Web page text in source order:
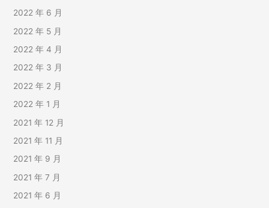
2022 年 6 月
2022 年 5 月
2022 年 4 月
2022 年 3 月
2022 年 2 月
2022 年 1 月
2021 年 12 月
2021 年 11 月
2021 年 9 月
2021 年 7 月
2021 年 6 月